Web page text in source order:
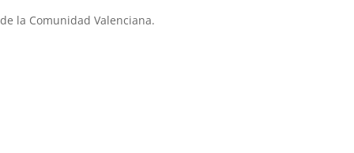
la Comunidad Valenciana.